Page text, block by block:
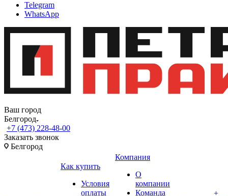
Telegram
WhatsApp
Ваш город
Белгород
+7 (473) 228-48-00
Заказать звонок
Белгород
Как купить
Условия
оплаты
Компания
О
компании
Команда
+